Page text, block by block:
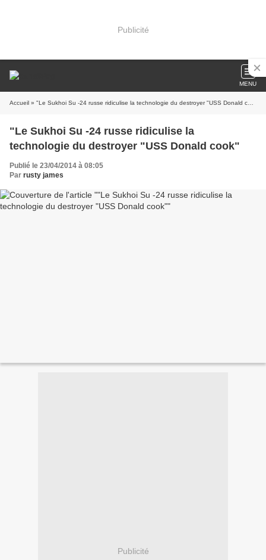
Publicité
MENU
Accueil » "Le Sukhoi Su -24 russe ridiculise la technologie du destroyer "USS Donald cook"
"Le Sukhoi Su -24 russe ridiculise la
technologie du destroyer "USS Donald cook"
Publié le 23/04/2014 à 08:05
Par rusty james
Publicité